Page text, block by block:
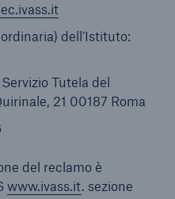
dell’Istituto:
Tutela del
21 00187 Roma
del reclamo è
www.ivass.it. sezione